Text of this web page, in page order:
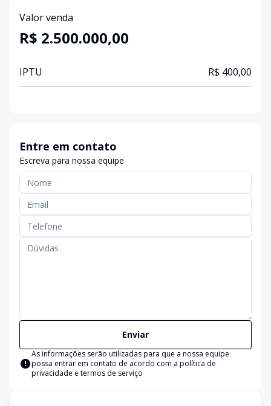
Valor venda
R$ 2.500.000,00
IPTU R$ 400,00
Entre em contato
Escreva para nossa equipe
Enviar
As informações serão utilizadas para que a nossa equipe
possa entrar em contato de acordo com a política de
privacidade e termos de serviço